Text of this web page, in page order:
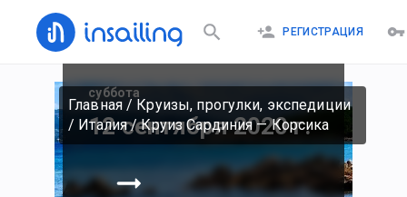
РЕГИСТРАЦИЯ
Главная/ Круизы, прогулки, экспедиции
/ Италия/Круиз Сардиния — Корсика
суббота
12 сентября 2020 г.